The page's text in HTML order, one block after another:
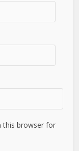
this browser for